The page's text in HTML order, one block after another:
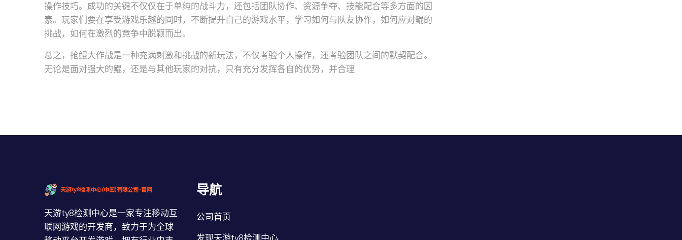
操作技巧。成功的关键不仅仅在于单纯的战斗力，还包括团队协作、资源争夺、技能配合等多方面的因
素。玩家们要在享受游戏乐趣的同时，不断提升自己的游戏水平，学习如何与队友协作，如何应对鲲的
挑战，如何在激烈的竞争中脱颖而出。
总之，抢鲲大作战是一种充满刺激和挑战的新玩法，不仅考验个人操作，还考验团队之间的默契配合。
无论是面对强大的鲲，还是与其他玩家的对抗，只有充分发挥各自的优势，并合理
天游ty8检测中心是一家专注移动互
联网游戏的开发商，致力于为全球
导航
公司首页